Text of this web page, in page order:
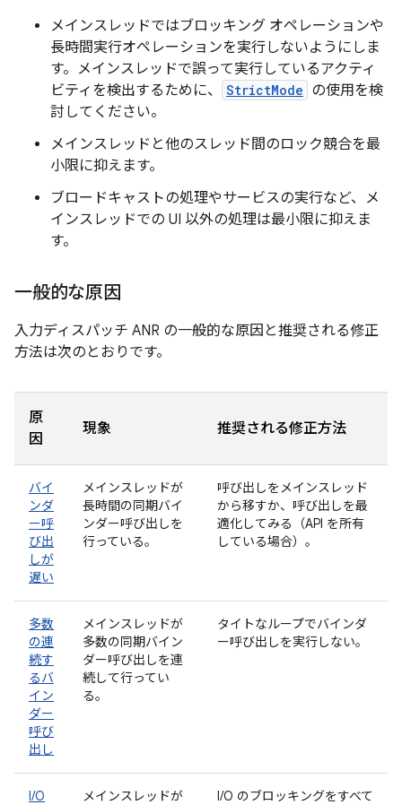
メインスレッドではブロッキング オペレーションや
長時間実行オペレーションを実行しないようにしま
す。メインスレッドで誤って実行しているアクティ
ビティを検出するために、
StrictMode の使用を検
討してください。
メインスレッドと他のスレッド間のロック競合を最
小限に抑えます。
ブロードキャストの処理やサービスの実行など、メ
インスレッドでの UI 以外の処理は最小限に抑えま
す。
一般的な原因
入力ディスパッチ ANR の一般的な原因と推奨される修正
方法は次のとおりです。
原
因
現象 推奨される修正方法
バイ
ンダ
ー呼
び出
しが
遅い
メインスレッドが
長時間の同期バイ
ンダー呼び出しを
行っている。
呼び出しをメインスレッド
から移すか、呼び出しを最
適化してみる（API を所有
している場合）。
多数
の連
続す
るバ
イン
ダー
呼び
出し
メインスレッドが
多数の同期バイン
ダー呼び出しを連
続して行ってい
る。
タイトなループでバインダ
ー呼び出しを実行しない。
I/O
メインスレッドが
I/O のブロッキングをすべて